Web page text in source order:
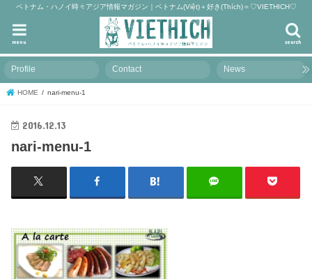
ベトナム・ハノイ時々アジア情報マガジン｜ベトナム(Việt)＋好き(Thích)＝♡VIETHICH♡
search
menu
Profile Contact News
HOME nari-menu-1
2016.12.13
nari-menu-1